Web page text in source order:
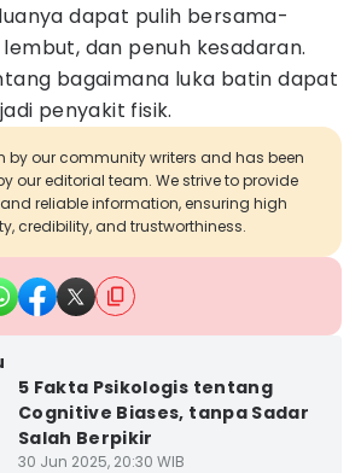
dapat pulih bersama-
dan penuh kesadaran.
bagaimana luka batin dapat
penyakit fisik.
by our community writers and has been
our editorial team. We strive to provide
reliable information, ensuring high
credibility, and trustworthiness.
5 Fakta Psikologis tentang
Cognitive Biases, tanpa Sadar
Salah Berpikir
30 Jun 2025, 20:30 WIB